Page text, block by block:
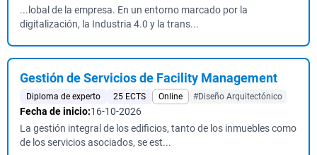
...lobal de la empresa. En un entorno marcado por la
digitalización, la Industria 4.0 y la trans...
Gestión de Servicios de Facility Management
Diploma de experto 25 ECTS Online #Diseño Arquitectónico
Fecha de inicio:16-10-2026
La gestión integral de los edificios, tanto de los inmuebles como
de los servicios asociados, se est...